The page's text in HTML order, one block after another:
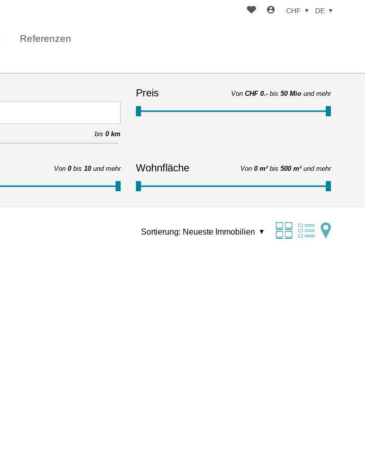
Referenzen
CHF DE
bis 0 km
Preis Von CHF 0.- bis 50 Mio und mehr
Von 0 bis 10 und mehr Wohnfläche Von 0 m² bis 500 m² und mehr
Sortierung: Neueste Immobilien